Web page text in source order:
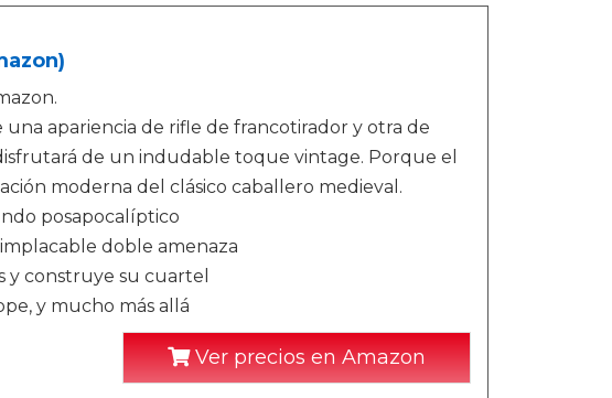
apariencia de rifle de francotirador y otra de
de un indudable toque vintage. Porque el
moderna del clásico caballero medieval.
posapocalíptico
doble amenaza
y construye su cuartel
y mucho más allá
Ver precios en Amazon